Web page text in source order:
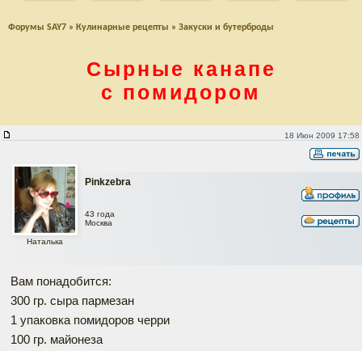
Форумы SAY7 » Кулинарные рецепты » Закуски и бутерброды
Сырные канапе
с помидором
18 Июн 2009 17:58
Pinkzebra
Наталька
43 года
Москва
Вам понадобится:
300 гр. сыра пармезан
1 упаковка помидоров черри
100 гр. майонеза